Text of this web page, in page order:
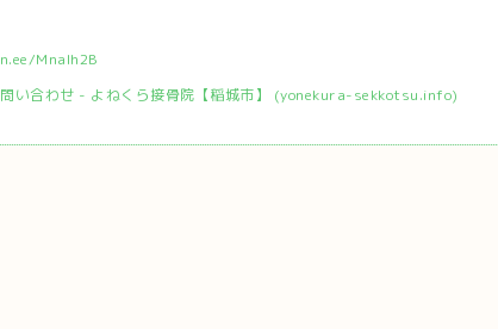
MnaIh2B
い合わせ - よねくら接骨院【稲城市】 (yonekura-sekkotsu.info)